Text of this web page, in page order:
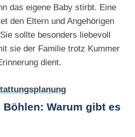
das eigene Baby stirbt. Eine
den Eltern und Angehörigen
sollte besonders liebevoll
sie der Familie trotz Kummer
dient.
Warum gibt es